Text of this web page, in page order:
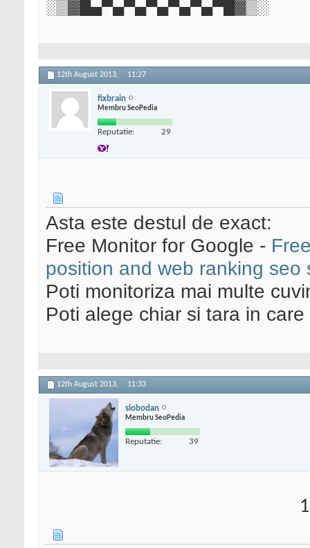
░▒▓█▄▀▄▀▄▀▄▀▄▀▄▀█▓▒░
12th August 2013, 11:27
fixbrain
Membru SeoPedia
Reputatie: 29
Asta este destul de exact:
Free Monitor for Google -
position and web ranking seo
Poti monitoriza mai multe
Poti alege chiar si tara in
12th August 2013, 11:33
slobodan
Membru SeoPedia
Reputatie: 39